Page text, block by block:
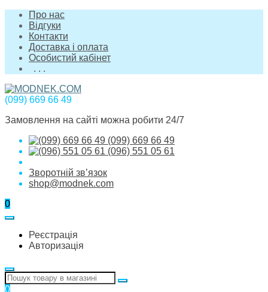
Про нас
Відгуки
Контакти
Доставка і оплата
Особистий кабінет
. . .
(099) 669 66 49
Замовлення на сайті можна робити 24/7
(099) 669 66 49
(096) 551 05 61
Зворотній зв’язок
shop@modnek.com
0
Реєстрація
Авторизація
0